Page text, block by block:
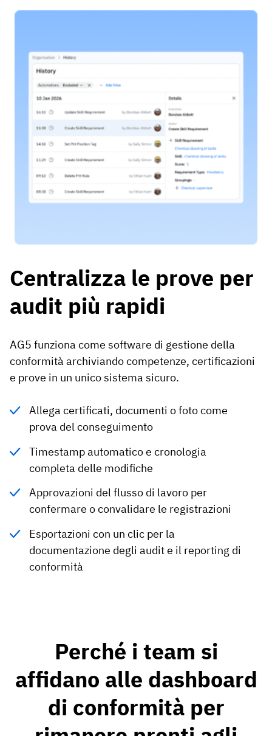
Centralizza le prove per
audit più rapidi
AG5 funziona come software di gestione della
conformità archiviando competenze, certificazioni
e prove in un unico sistema sicuro.
Allega certificati, documenti o foto come
prova del conseguimento
Timestamp automatico e cronologia
completa delle modifiche
Approvazioni del flusso di lavoro per
confermare o convalidare le registrazioni
Esportazioni con un clic per la
documentazione degli audit e il reporting di
conformità
Perché i team si
affidano alle dashboard
di conformità per